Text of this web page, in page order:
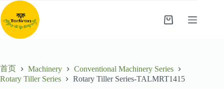
跳
至
内
容
购
首页 Machinery
Conventional Machinery Series
Rotary Tiller Series
Rotary Tiller Series-TALMRT1415